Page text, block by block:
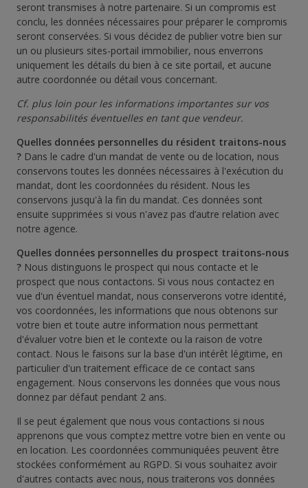
seront transmises à notre partenaire. Si un compromis est
conclu, les données nécessaires pour préparer le compromis
seront conservées. Si vous décidez de publier votre bien sur
un ou plusieurs sites-portail immobilier, nous enverrons
uniquement les détails du bien à ce site portail, et aucune
autre coordonnée ou détail vous concernant.
Cf. plus loin pour les informations importantes sur vos
responsabilités éventuelles en tant que vendeur.
Quelles données personnelles du résident traitons-nous
? Dans le cadre d'un mandat de vente ou de location, nous
conservons toutes les données nécessaires à l'exécution du
mandat, dont les coordonnées du résident. Nous les
conservons jusqu'à la fin du mandat. Ces données sont
ensuite supprimées si vous n'avez pas d’autre relation avec
notre agence.
Quelles données personnelles du prospect traitons-nous
? Nous distinguons le prospect qui nous contacte et le
prospect que nous contactons. Si vous nous contactez en
vue d'un éventuel mandat, nous conserverons votre identité,
vos coordonnées, les informations que nous obtenons sur
votre bien et toute autre information nous permettant
d'évaluer votre bien et le contexte ou la raison de votre
contact. Nous le faisons sur la base d'un intérêt légitime, en
particulier d'un traitement efficace de ce contact sans
engagement. Nous conservons les données que vous nous
donnez par défaut pendant 2 ans.
Il se peut également que nous vous contactions si nous
apprenons que vous comptez mettre votre bien en vente ou
en location. Les coordonnées communiquées peuvent être
stockées conformément au RGPD. Si vous souhaitez avoir
d'autres contacts avec nous, nous traiterons vos données